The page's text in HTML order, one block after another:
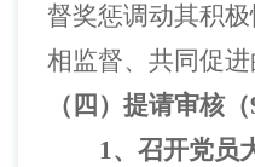
督奖惩调动其积
相监督、共同促进
（四）提请审核（
1、召开党员